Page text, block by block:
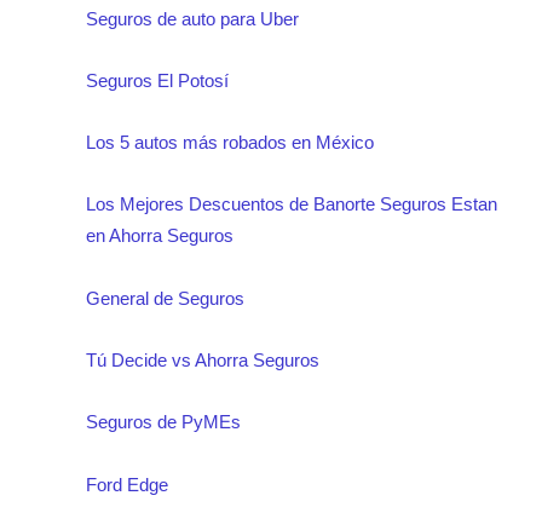
Seguros de auto para Uber
Seguros El Potosí
Los 5 autos más robados en México
Los Mejores Descuentos de Banorte Seguros Estan
en Ahorra Seguros
General de Seguros
Tú Decide vs Ahorra Seguros
Seguros de PyMEs
Ford Edge